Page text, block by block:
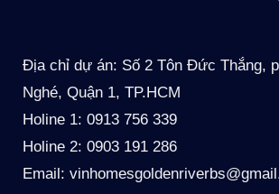
Địa chỉ dự án: Số 2 Tôn Đức Thắng,
Nghé, Quận 1, TP.HCM
Holine 1: 0913 756 339
Holine 2: 0903 191 286
Email: